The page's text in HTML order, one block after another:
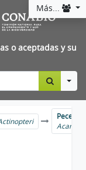
Más...
o aceptadas y su
Peces